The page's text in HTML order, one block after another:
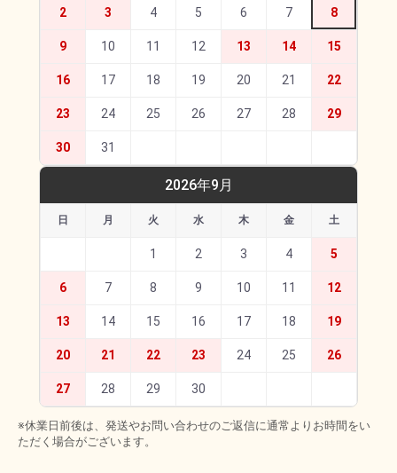
2 3 4 5 6 7 8
9 10 11 12 13 14 15
16 17 18 19 20 21 22
23 24 25 26 27 28 29
30 31
2026年9月
日 月 火 水 木 金 土
1 2 3 4 5
6 7 8 9 10 11 12
13 14 15 16 17 18 19
20 21 22 23 24 25 26
27 28 29 30
※休業日前後は、発送やお問い合わせのご返信に通常よりお時間をい
ただく場合がございます。